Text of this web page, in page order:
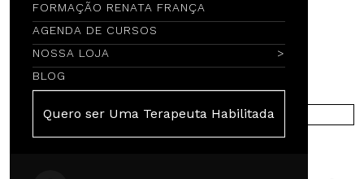
FORMAÇÃO RENATA FRANÇA
AGENDA DE CURSOS
NOSSA LOJA
BLOG
Quero ser Uma Terapeuta Habilitada
Encontre por Nome
COMPRE NA EUROPA